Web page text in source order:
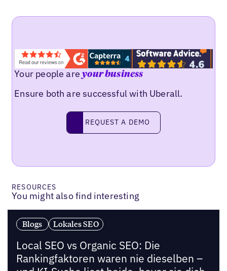
Your people areyour business
Ensure both are successful with Uberall.
Request a demo
REQUEST A DEMO
RESOURCES
You might also find interesting
Blogs Lokales SEO
Local SEO vs Organic SEO: Die
Rankingfaktoren waren nie dieselben –